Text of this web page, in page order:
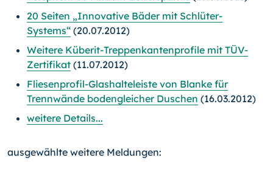
20 Seiten „Innovative Bäder mit Schlüter-
Systems“ (20.07.2012)
Weitere Küberit-Treppenkantenprofile mit TÜV-
Zertifikat (11.07.2012)
Fliesenprofil-Glashalteleiste von Blanke für
Trennwände bodengleicher Duschen (16.03.2012)
weitere Details...
ausgewählte weitere Meldungen: